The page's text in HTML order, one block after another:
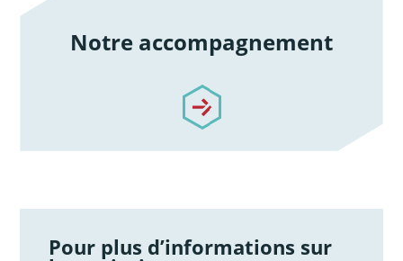
Notre accompagnement
/notre-accompagnement
Pour plus d’informations sur